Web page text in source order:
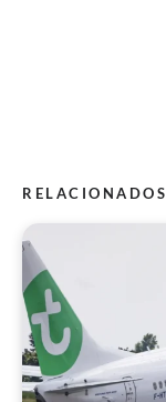
RELACIONADOS